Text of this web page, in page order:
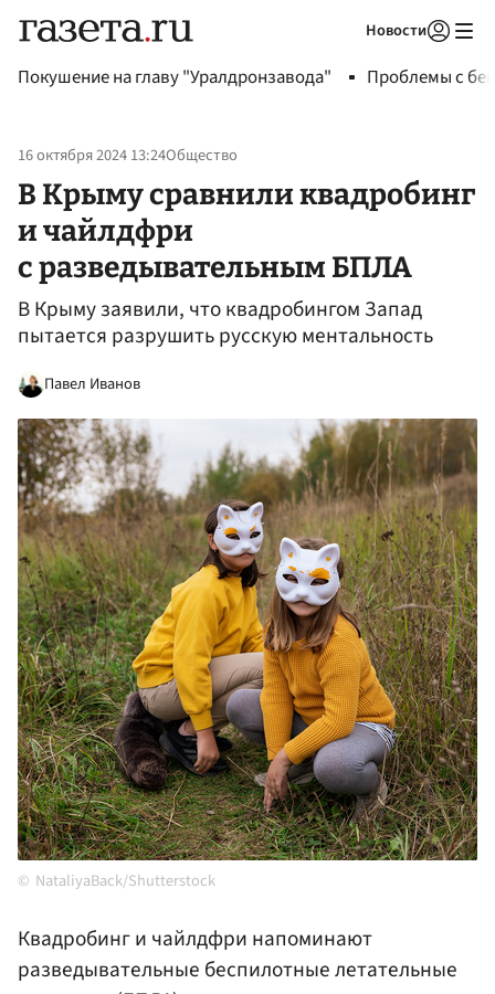
Новости
Покушение на главу "Уралдронзавода" Проблемы с
16 октября 2024 13:24Общество
В Крыму сравнили квадробинг
и чайлдфри
с разведывательным БПЛА
В Крыму заявили, что квадробингом Запад
пытается разрушить русскую ментальность
Павел Иванов
NataliyaBack/Shutterstock
Квадробинг и чайлдфри напоминают
разведывательные беспилотные летательные